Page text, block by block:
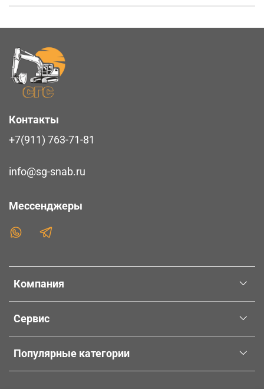
Компания
Сервис
Популярные категории
Контакты
+7(911) 763-71-81
info@sg-snab.ru
Мессенджеры